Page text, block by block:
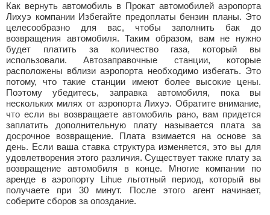
Как вернуть автомобиль в Прокат автомобилей аэропорта
Лихуэ компании Избегайте предоплаты бензин планы. Это
целесообразно для вас, чтобы заполнить бак до
возвращения автомобиля. Таким образом, вам не нужно
будет платить за количество газа, который вы
использовали. Автозаправочные станции, которые
расположены вблизи аэропорта необходимо избегать. Это
потому, что такие станции имеют более высокие цены.
Поэтому убедитесь, заправка автомобиля, пока вы
нескольких милях от аэропорта Лихуэ. Обратите внимание,
что если вы возвращаете автомобиль рано, вам придется
заплатить дополнительную плату называется плата за
досрочное возвращение. Плата взимается на основе за
день. Если ваша ставка структура изменяется, это вы для
удовлетворения этого различия. Существует также плату за
возвращение автомобиля в конце. Многие компании по
аренде в аэропорту Lihue льготный период, который вы
получаете при 30 минут. После этого агент начинает,
соберите сборов за опоздание.